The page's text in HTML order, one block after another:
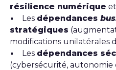
résilience numérique
• Les dépendances
stratégiques
modifications unilatérales
• Les dépendances
(cybersécurité, autonomie